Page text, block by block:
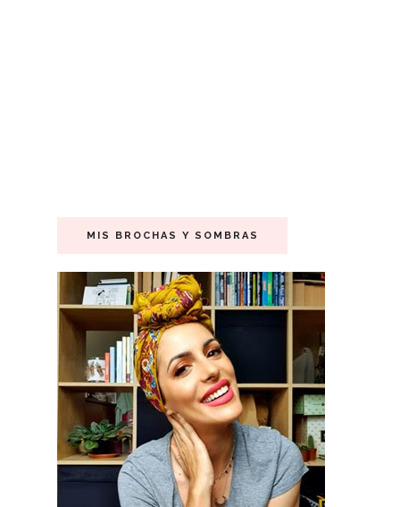
MIS BROCHAS Y SOMBRAS